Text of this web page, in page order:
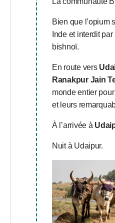
Bien que l’opium
Inde et interdit
bishnoï.
En route vers
Ranakpur Jain
monde entier
et leurs
À l’arrivée à
Nuit à Udaipur.